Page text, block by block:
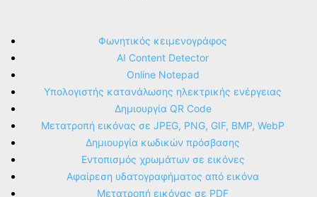
Φωνητικός κειμενογράφος
AI Content Detector
Online Notepad
Υπολογιστής κατανάλωσης ηλεκτρικής ενέργειας
Δημιουργία QR Code
Μετατροπή εικόνας σε JPEG, PNG, GIF, BMP, WebP
Δημιουργία κωδικών πρόσβασης
Εντοπισμός χρωμάτων σε εικόνες
Αφαίρεση υδατογραφήματος από εικόνα
Μετατροπή εικόνας σε PDF